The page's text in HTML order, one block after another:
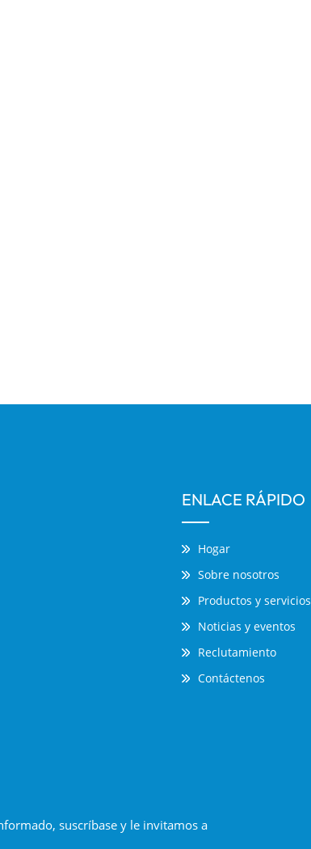
ENLACE RÁPIDO
Hogar
Sobre nosotros
Productos y servicios
Noticias y eventos
Reclutamiento
Contáctenos
suscríbase y le invitamos a